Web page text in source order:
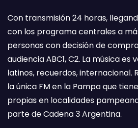
Con transmisión 24 horas,
con los programa centrales a
personas con decisión de
audiencia ABC1, C2. La música es
latinos, recuerdos, internacional.
la única FM en la Pampa que
propias en localidades
parte de Cadena 3 Argentina.